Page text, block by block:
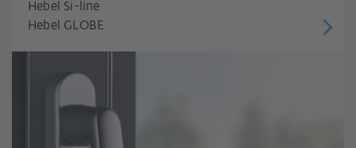
Hebel Si-line
Hebel GLOBE